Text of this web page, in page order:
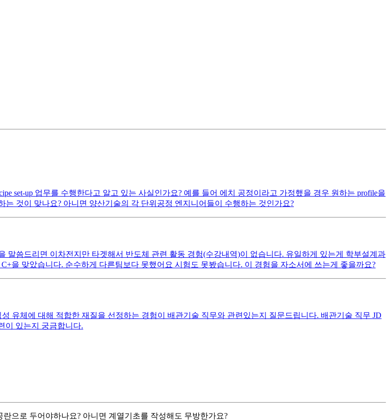
set-up 업무를 수행한다고 알고 있는 사실인가요? 예를 들어 에치 공정이라고 가정했을 경우 원하는 profile을
것이 맞나요? 아니면 양산기술의 각 단위공정 엔지니어들이 수행하는 것인가요?
말씀드리면 이차전지만 타겟해서 반도체 관련 활동 경험(수강내역)이 없습니다. 유일하게 있는게 학부설계과
을 맞았습니다. 순수하게 다른팀보다 못했어요 시험도 못봤습니다. 이 경험을 자소서에 쓰는게 좋을까요?
유체에 대해 적합한 재질을 선정하는 경험이 배관기술 직무와 관련있는지 질문드립니다. 배관기술 직무 JD
이 있는지 궁금합니다.
으로 두어야하나요? 아니면 계열기초를 작성해도 무방한가요?